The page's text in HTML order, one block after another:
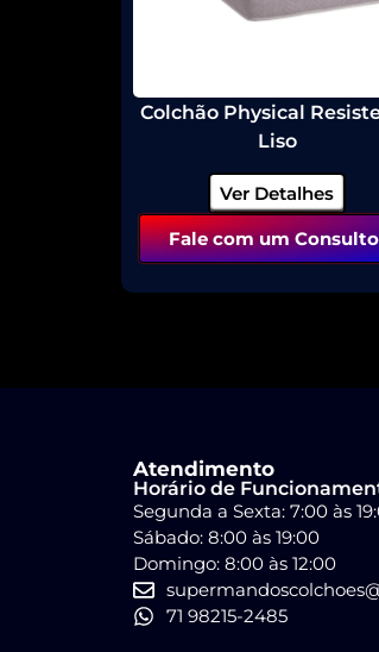
Colchão Physical
Liso
Ver Detalhes
Fale com um
Atendimento
Horário de
Segunda a Sexta: 7:00 às
Sábado: 8:00 às 19:00
Domingo: 8:00 às 12:00
71 98215-2485